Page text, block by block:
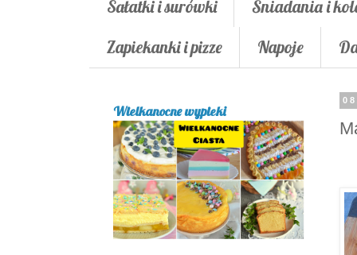
Sałatki i surówki
Śniadania i
Zapiekanki i pizze
Napoje
Wielkanocne wypieki